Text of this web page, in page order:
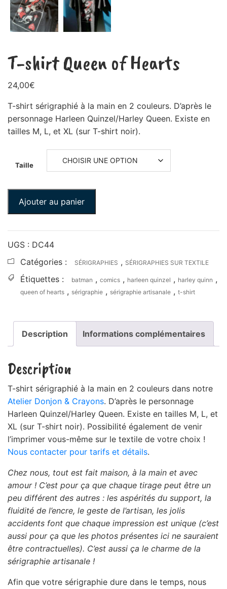
T-shirt Queen of Hearts
24,00€
T-shirt sérigraphié à la main en 2 couleurs. D’après le
personnage Harleen Quinzel/Harley Queen. Existe en
tailles M, L, et XL (sur T-shirt noir).
Taille
Ajouter au panier
UGS : DC44
Catégories :
SÉRIGRAPHIES , SÉRIGRAPHIES SUR TEXTILE
Étiquettes : batman , comics , harleen quinzel , harley quinn ,
queen of hearts , sérigraphie , sérigraphie artisanale , t-shirt
Description Informations complémentaires
Description
T-shirt sérigraphié à la main en 2 couleurs dans notre
Atelier Donjon & Crayons. D’après le personnage
Harleen Quinzel/Harley Queen. Existe en tailles M, L, et
XL (sur T-shirt noir). Possibilité également de venir
l’imprimer vous-même sur le textile de votre choix !
Nous contacter pour tarifs et détails.
Chez nous, tout est fait maison, à la main et avec
amour ! C’est pour ça que chaque tirage peut être un
peu différent des autres : les aspérités du support, la
fluidité de l’encre, le geste de l’artisan, les jolis
accidents font que chaque impression est unique (c’est
aussi pour ça que les photos présentes ici ne sauraient
être contractuelles). C’est aussi ça le charme de la
sérigraphie artisanale !
Afin que votre sérigraphie dure dans le temps, nous